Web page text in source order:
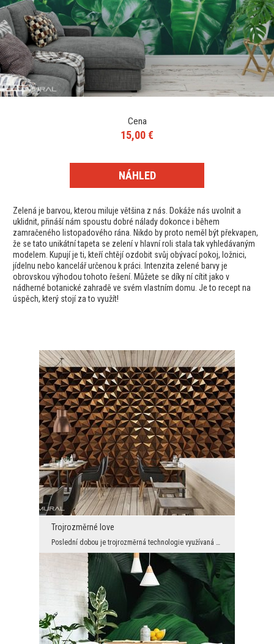
Cena
15,00 €
NÁHLED
Zelená je barvou, kterou miluje většina z nás. Dokáže nás uvolnit a
uklidnit, přináší nám spoustu dobré nálady dokonce i během
zamračeného listopadového rána. Nikdo by proto neměl být překvapen,
že se tato unikátní tapeta se zelení v hlavní roli stala tak vyhledávaným
modelem. Kupují je ti, kteří chtějí ozdobit svůj obývací pokoj, ložnici,
jídelnu nebo kancelář určenou k práci. Intenzita zelené barvy je
obrovskou výhodou tohoto řešení. Můžete se díky ní cítit jako v
nádherné botanické zahradě ve svém vlastním domu. Je to recept na
úspěch, který stojí za to využít!
Trojrozměrné love
Poslední dobou je trojrozměrná technologie využívaná v prostorech opravdu často - s obrovským úsp...